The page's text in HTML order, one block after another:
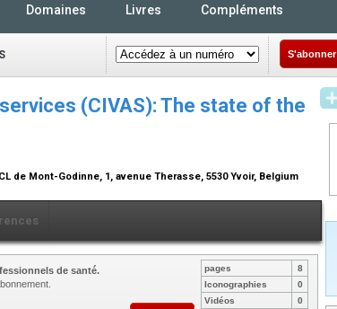
Domaines Livres Compléments
S'abonner
(CIVAS): The state of the
Mont-Godinne, 1, avenue Therasse, 5530 Yvoir, Belgium
de santé.
pages
8
Iconographies
0
Vidéos
0